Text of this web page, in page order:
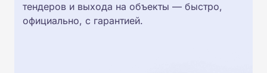
тендеров и выхода на объекты — быстро,
официально, с гарантией.